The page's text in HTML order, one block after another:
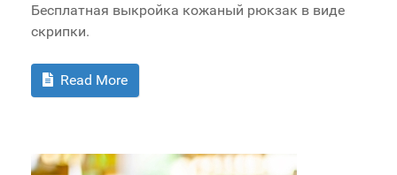
Бесплатная выкройка кожаный рюкзак в виде
скрипки.
Read More